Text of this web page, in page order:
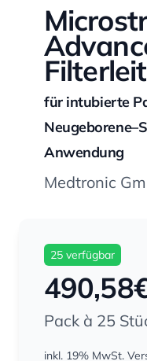
für intubierte
Anwendung
Medtronic
25 verfügbar
490,58
Pack à 25
inkl. 19% MwSt.